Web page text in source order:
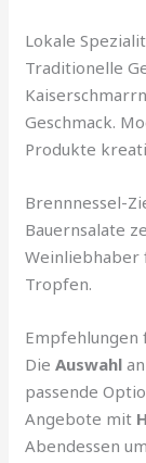
Lokale
Traditionelle
Geschmack.
Produkte
Brennnessel-
Bauernsalate
Weinliebhaber
Tropfen.
Empfehlungen
DieAuswahl an
passende
Angebote mit
Abendessen